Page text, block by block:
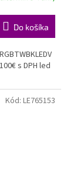
Do košíka
s DPH led
Kód: LE765153